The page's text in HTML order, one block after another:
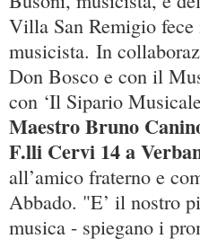
Villa San Remigio
musicista. In
Don Bosco e con il
con ‘Il Sipario
Maestro Bruno
F.lli Cervi 14 a
all’amico fraterno e
Abbado. "E’ il nostro
musica - spiegano i